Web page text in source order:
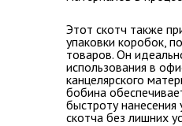
Этот скотч также
упаковки коробок,
товаров. Он
использования в
канцелярского
бобина
быстроту нанесения
скотча без лишних